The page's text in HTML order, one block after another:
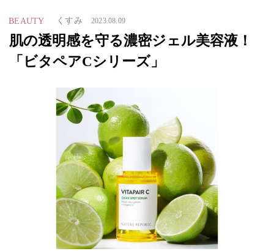
BEAUTY くすみ 2023.08.09
肌の透明感を守る濃密ジェル美容液！
「ビタペアCシリーズ」